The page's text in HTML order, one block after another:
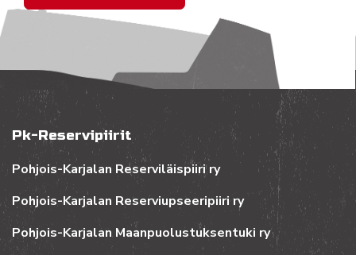
Pk-Reservipiirit
Pohjois-Karjalan Reserviläispiiri ry
Pohjois-Karjalan Reserviupseeripiiri ry
Pohjois-Karjalan Maanpuolustuksentuki ry